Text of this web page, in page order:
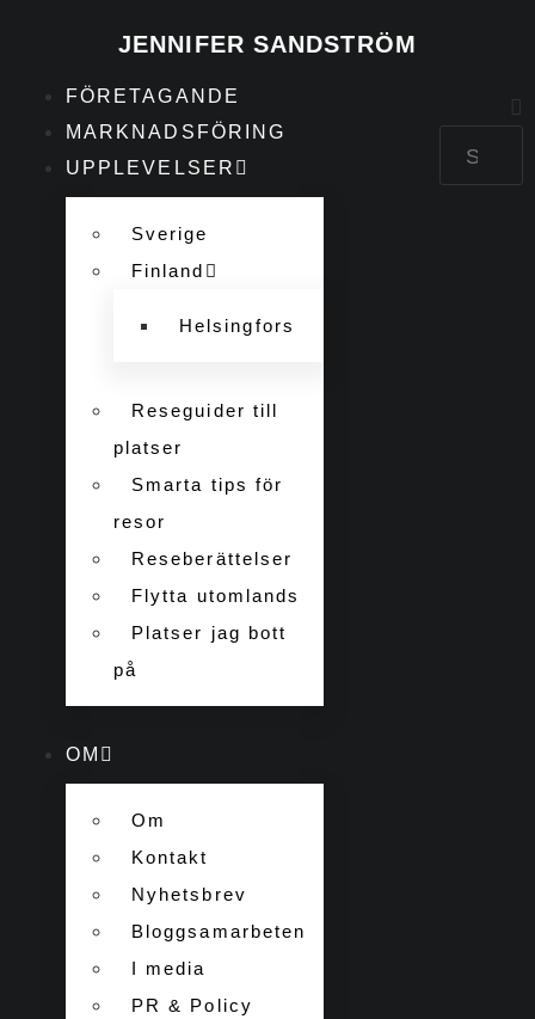
JENNIFER SANDSTRÖM
FÖRETAGANDE
MARKNADSFÖRING
UPPLEVELSER
Sverige
Finland
Helsingfors
Reseguider till
platser
Smarta tips för
resor
Reseberättelser
Flytta utomlands
Platser jag bott
på
OM
Om
Kontakt
Nyhetsbrev
Bloggsamarbeten
I media
PR & Policy